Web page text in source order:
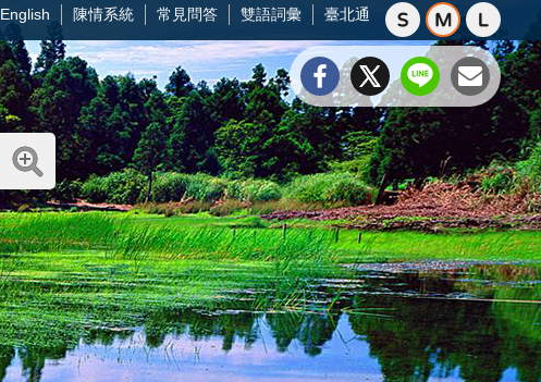
English 陳情系統 常見問答 雙語詞彙 臺北通